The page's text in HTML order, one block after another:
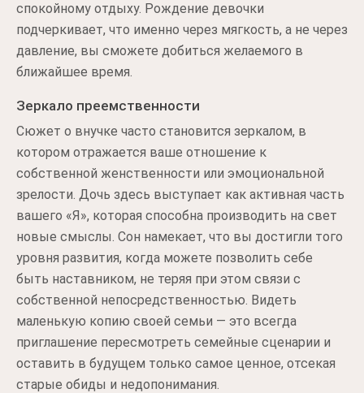
спокойному отдыху. Рождение девочки
подчеркивает, что именно через мягкость, а не через
давление, вы сможете добиться желаемого в
ближайшее время.
Зеркало преемственности
Сюжет о внучке часто становится зеркалом, в
котором отражается ваше отношение к
собственной женственности или эмоциональной
зрелости. Дочь здесь выступает как активная часть
вашего «Я», которая способна производить на свет
новые смыслы. Сон намекает, что вы достигли того
уровня развития, когда можете позволить себе
быть наставником, не теряя при этом связи с
собственной непосредственностью. Видеть
маленькую копию своей семьи — это всегда
приглашение пересмотреть семейные сценарии и
оставить в будущем только самое ценное, отсекая
старые обиды и недопонимания.